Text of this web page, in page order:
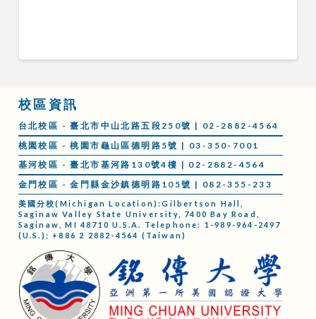
校區資訊
台北校區 - 臺北市中山北路五段250號 | 02-2882-4564
桃園校區 - 桃園市龜山區德明路5號 | 03-350-7001
基河校區 - 臺北市基河路130號4樓 | 02-2882-4564
金門校區 - 金門縣金沙鎮德明路105號 | 082-355-233
美國分校(Michigan Location):Gilbertson Hall,
Saginaw Valley State University, 7400 Bay Road,
Saginaw, MI 48710 U.S.A. Telephone: 1-989-964-2497
(U.S.); +886 2 2882-4564 (Taiwan)